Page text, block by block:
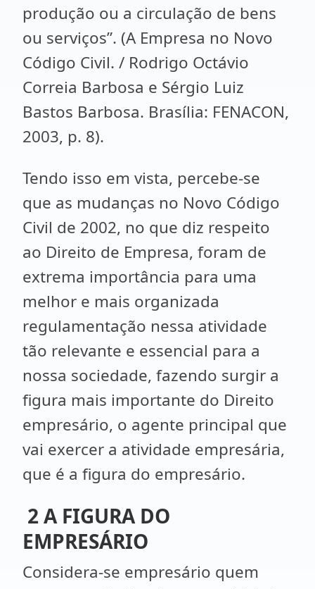
produção ou a circulação de bens
ou serviços”. (A Empresa no Novo
Código Civil. / Rodrigo Octávio
Correia Barbosa e Sérgio Luiz
Bastos Barbosa. Brasília: FENACON,
2003, p. 8).
Tendo isso em vista, percebe-se
que as mudanças no Novo Código
Civil de 2002, no que diz respeito
ao Direito de Empresa, foram de
extrema importância para uma
melhor e mais organizada
regulamentação nessa atividade
tão relevante e essencial para a
nossa sociedade, fazendo surgir a
figura mais importante do Direito
empresário, o agente principal que
vai exercer a atividade empresária,
que é a figura do empresário.
2 A FIGURA DO
EMPRESÁRIO
Considera-se empresário quem